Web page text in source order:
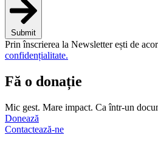
Submit
Prin înscrierea la Newsletter ești de
confidențialitate.
Fă o donație
Mic gest. Mare impact. Ca într-un
Donează
Contactează-ne